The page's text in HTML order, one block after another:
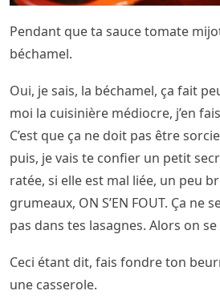
Pendant que ta sauce tomate
béchamel.
Oui, je sais, la béchamel, ça fait
moi la cuisinière médiocre, j’en
C’est que ça ne doit pas être
puis, je vais te confier un petit
ratée, si elle est mal liée, un peu
grumeaux, ON S’EN FOUT. Ça ne
pas dans tes lasagnes. Alors on se
Ceci étant dit, fais fondre ton
une casserole.